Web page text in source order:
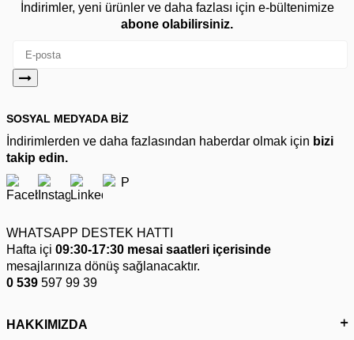
İndirimler, yeni ürünler ve daha fazlası için e-bültenimize
abone olabilirsiniz.
SOSYAL MEDYADA BİZ
İndirimlerden ve daha fazlasından haberdar olmak için bizi
takip edin.
WHATSAPP DESTEK HATTI
Hafta içi 09:30-17:30 mesai saatleri içerisinde
mesajlarınıza dönüş sağlanacaktır.
0 539 597 99 39
HAKKIMIZDA